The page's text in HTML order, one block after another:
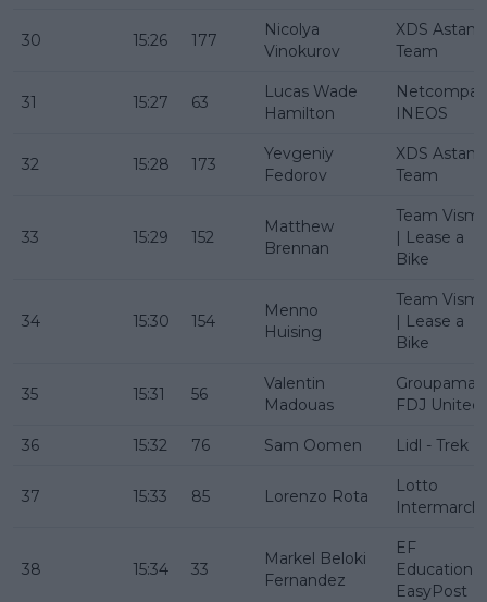
30 15:26 177
Nicolya
Vinokurov
XDS Astana
Team
31 15:27 63
Lucas Wade
Hamilton
INEOS
32 15:28 173
Yevgeniy
Fedorov
XDS Astana
Team
33 15:29 152
Matthew
Brennan
Team
| Lease a
Bike
34 15:30 154
Menno
Huising
Team
| Lease a
Bike
35 15:31 56
Valentin
Madouas
Groupama -
FDJ United
36 15:32 76 Sam Oomen Lidl - Trek
37 15:33 85 Lorenzo Rota
Lotto
38 15:34 33
Markel Beloki
Fernandez
EF
Education -
EasyPost